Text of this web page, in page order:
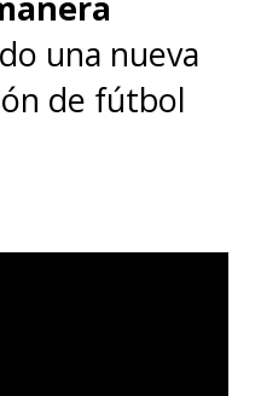
una nueva
de fútbol